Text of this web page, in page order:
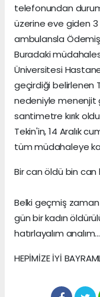
telefonundan
üzerine eve giden 3
ambulansla
Buradaki
Üniversitesi
geçirdiği belirlenen
nedeniyle menenjit
santimetre kırık
Tekin'in, 14 Aralık
tüm müdahaleye
Bir can öldü bin
Belki geçmiş
gün bir kadın
hatırlayalım analım...
HEPİMİZE İYİ